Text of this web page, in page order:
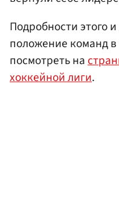
Подробности этого
положение команд
посмотреть на
хоккейной лиги.